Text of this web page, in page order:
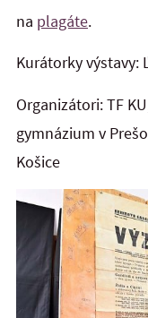
na plagáte.
Kurátorky výstavy:
Organizátori: TF
gymnázium v
Košice